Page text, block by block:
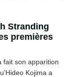
Stranding
premières
fait son apparition
Kojima a